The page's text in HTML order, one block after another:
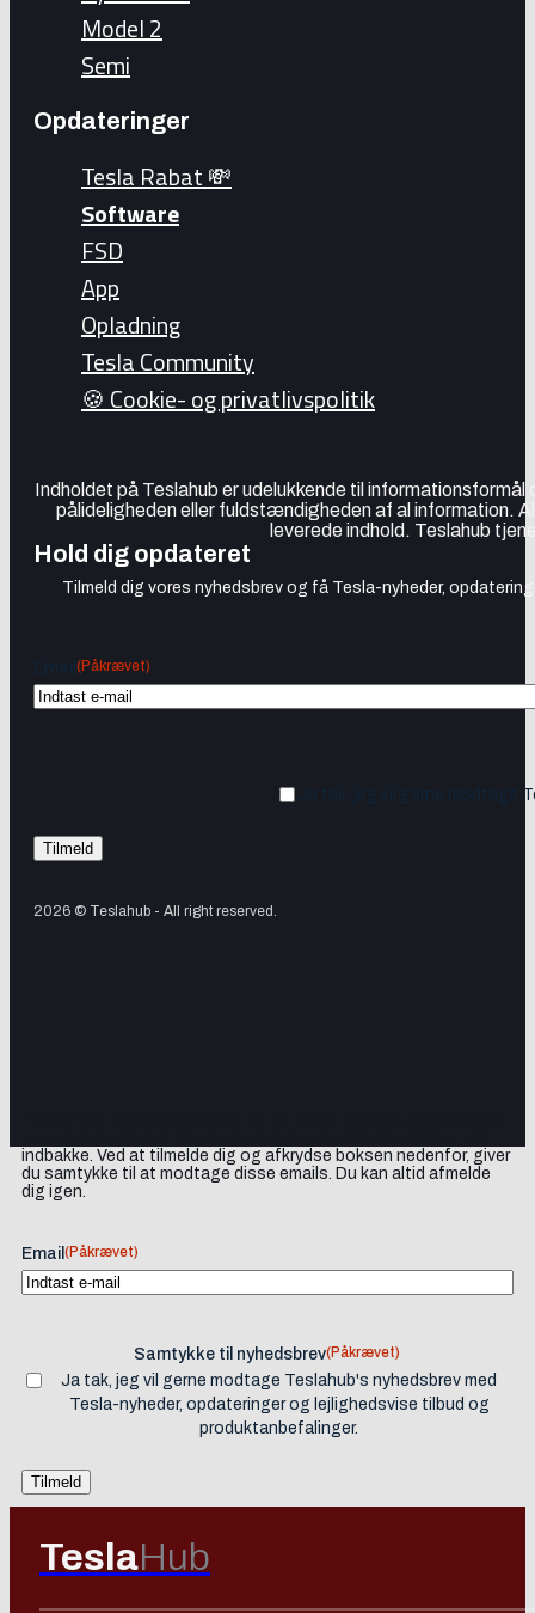
Model 2
Semi
Opdateringer
Tesla Rabat 💸
Software
FSD
App
Opladning
Tesla Community
🍪 Cookie- og privatlivspolitik
Indholdet på Teslahub er udelukkende til
pålideligheden eller fuldstændigheden af al information.
leverede indhold. Teslahub
Hold dig opdateret
Tilmeld dig vores nyhedsbrev og få Tesla-nyheder,
(Påkrævet)
Ja tak, jeg vil gerne modtage
2026 © Teslahub - All right reserved.
indbakke. Ved at tilmelde dig og afkrydse boksen nedenfor, giver
du samtykke til at modtage disse emails. Du kan altid afmelde
dig igen.
Email (Påkrævet)
Samtykke til nyhedsbrev(Påkrævet)
Ja tak, jeg vil gerne modtage Teslahub's nyhedsbrev med
Tesla-nyheder, opdateringer og lejlighedsvise tilbud og
produktanbefalinger.
TeslaHub